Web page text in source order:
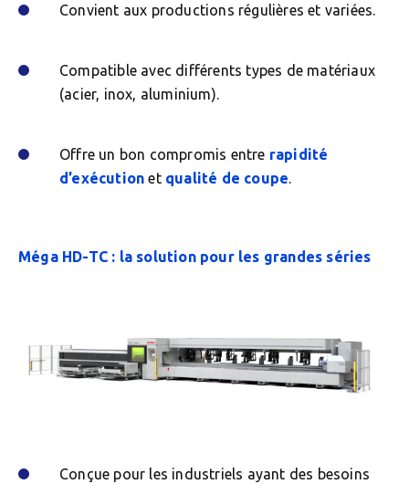
Convient aux productions régulières et variées.
Compatible avec différents types de matériaux
(acier, inox, aluminium).
Offre un bon compromis entre rapidité
d’exécution et qualité de coupe.
Méga HD-TC : la solution pour les grandes séries
Conçue pour les industriels ayant des besoins